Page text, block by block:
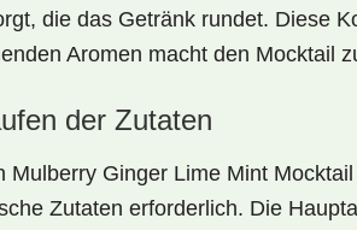
die das Getränk rundet. Diese
Aromen macht den Mocktail
der Zutaten
Mulberry Ginger Lime Mint Mocktail
Zutaten erforderlich. Die